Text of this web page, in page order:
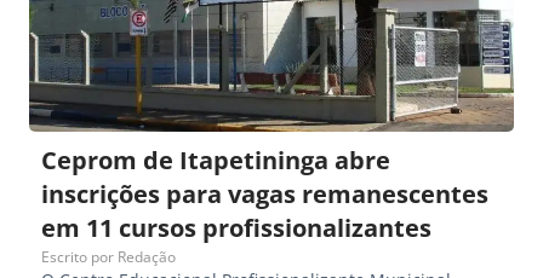
Ceprom de Itapetininga abre
inscrições para vagas remanescentes
em 11 cursos profissionalizantes
Escrito por Redação